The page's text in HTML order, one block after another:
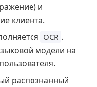
и
клиента.
OCR .
модели на
распознанный